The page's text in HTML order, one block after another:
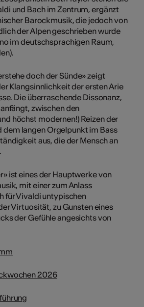
und Bach im Zentrum, ergänzt
Barockmusik, die jedoch von
der Alpen geschrieben wurde
im deutschsprachigen Raum,
doch der Sünde» zeigt
Klangsinnlichkeit der ersten Arie
Die überraschende Dissonanz,
zwischen den
höchst modernen!) Reizen der
langen Orgelpunkt im Bass
aus, die der Mensch an
ist eines der Hauptwerke von
mit einer zum Anlass
für Vivaldi untypischen
Virtuosität, zu Gunsten eines
der Gefühle angesichts von
2026